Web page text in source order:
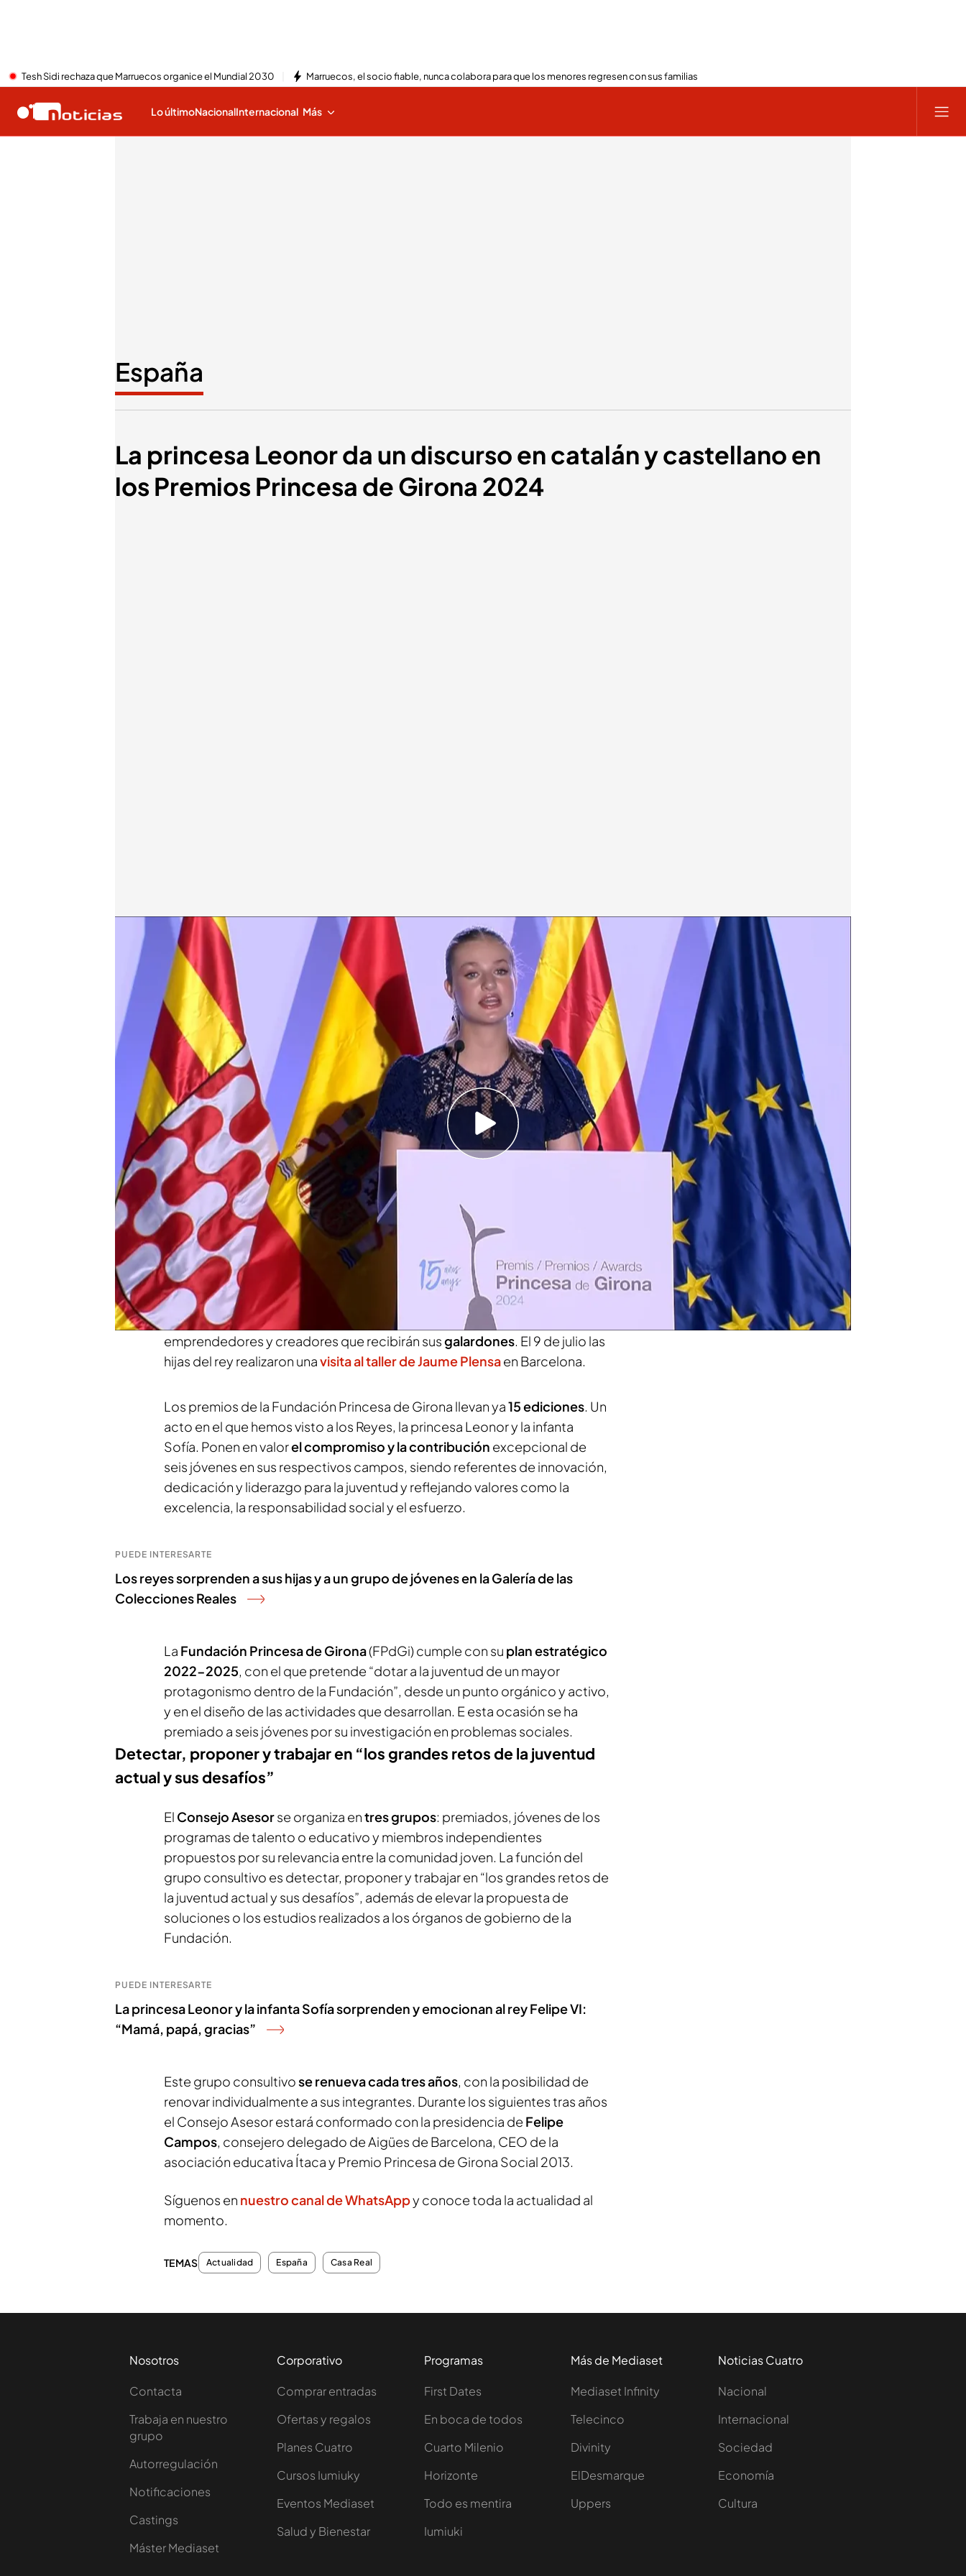
Tesh Sidi rechaza que Marruecos organice el Mundial 2030 Marruecos, el socio fiable, nunca colabora para que los menores regresen con sus familias
Lo últimoNacionalInternacional Más
España
La princesa Leonor da un discurso en catalán y castellano en
los Premios Princesa de Girona 2024
La entrega de los Premios Princesa de Girona
Redacción digital Noticias Cuatro Europa Press
10 JUL 2024 - 21:41h.
Las hijas del rey se han reunido esta mañana con una treintena de
jóvenes del Consejo Asesor
Los Premios Princesa de Girona ponen en valor el compromiso y la
contribución excepcional de los jóvenes
La intensa agenda de la princesa Leonor para este verano: empieza
con su primer viaje oficial en solitario
Compartir
La ceremonia de entrega de losPremios Princesa de Girona 2024
tenido lugar este 10 de julio en Lloret de Mar.Según informa Bernat
Herràndiz en Noticias Cuatro
, la princesa Leonor ha realizado un discurso
en castellano y catalán durante el acto. Tanto ella como la infanta Sofía se
han reunido esta mañana con una treintena de jóvenes investigadores,
emprendedores y creadores que recibirán susgalardones. El 9 de julio las
hijas del rey realizaron unavisita al taller de Jaume Plensaen Barcelona.
Los premios de la Fundación Princesa de Girona llevan ya15 ediciones. Un
acto en el que hemos visto a los Reyes, la princesa Leonor y la infanta
Sofía. Ponen en valorel compromiso y la contribución excepcional de
seis jóvenes en sus respectivos campos, siendo referentes de innovación,
dedicación y liderazgo para la juventud y reflejando valores como la
excelencia, la responsabilidad social y el esfuerzo.
PUEDE INTERESARTE
Los reyes sorprenden a sus hijas y a un grupo de jóvenes en la Galería de las
Colecciones Reales
La Fundación Princesa de Girona(FPdGi) cumple con su plan estratégico
2022-2025, con el que pretende “dotar a la juventud de un mayor
protagonismo dentro de la Fundación”, desde un punto orgánico y activo,
y en el diseño de las actividades que desarrollan. E esta ocasión se ha
premiado a seis jóvenes por su investigación en problemas sociales.
Detectar, proponer y trabajar en “los grandes retos de la juventud
actual y sus desafíos”
El Consejo Asesorse organiza entres grupos: premiados, jóvenes de los
programas de talento o educativo y miembros independientes
propuestos por su relevancia entre la comunidad joven. La función del
grupo consultivo es detectar, proponer y trabajar en “los grandes retos de
la juventud actual y sus desafíos”, además de elevar la propuesta de
soluciones o los estudios realizados a los órganos de gobierno de la
Fundación.
PUEDE INTERESARTE
La princesa Leonor y la infanta Sofía sorprenden y emocionan al rey Felipe VI:
“Mamá, papá, gracias”
Este grupo consultivose renueva cada tres años, con la posibilidad de
renovar individualmente a sus integrantes. Durante los siguientes tras años
el Consejo Asesor estará conformado con la presidencia de Felipe
Campos, consejero delegado de Aigües de Barcelona, CEO de la
asociación educativa Ítaca y Premio Princesa de Girona Social 2013.
Síguenos en nuestro canal de WhatsAppy conoce toda la actualidad al
momento.
TEMAS Actualidad España Casa Real
Nosotros
Contacta
Trabaja en nuestro
grupo
Autorregulación
Notificaciones
Castings
Máster Mediaset
Corporativo
Comprar entradas
Ofertas y regalos
Planes Cuatro
Cursos Iumiuky
Eventos Mediaset
Salud y Bienestar
Programas
First Dates
En boca de todos
Cuarto Milenio
Horizonte
Todo es mentira
Iumiuki
Más de Mediaset
Mediaset Infinity
Telecinco
Divinity
ElDesmarque
Uppers
Noticias Cuatro
Nacional
Internacional
Sociedad
Economía
Cultura